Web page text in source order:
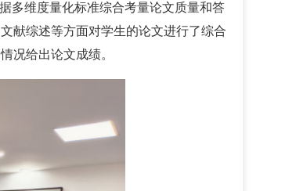
多维度量化标准综合考量论文质量和答
献综述等方面对学生的论文进行了综合
况给出论文成绩。